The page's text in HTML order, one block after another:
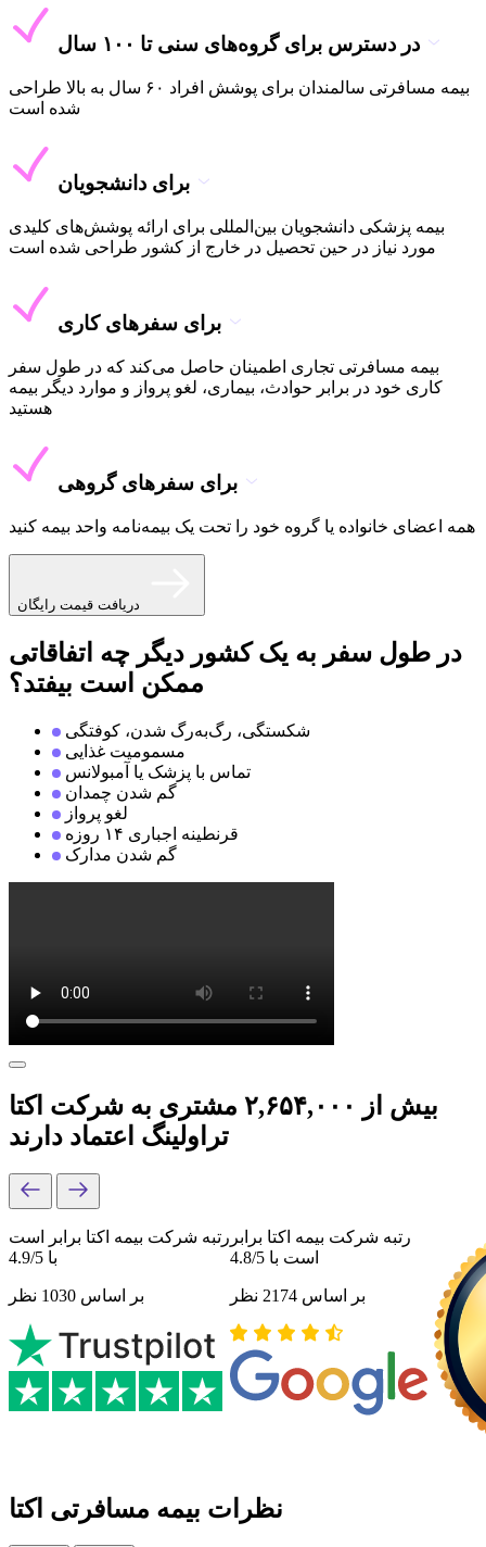
در دسترس برای گروه‌های سنی تا ۱۰۰ سال
بیمه مسافرتی سالمندان برای پوشش افراد ۶۰ سال به بالا طراحی
شده است
برای دانشجویان
بیمه پزشکی دانشجویان بین‌المللی برای ارائه پوشش‌های کلیدی
مورد نیاز در حین تحصیل در خارج از کشور طراحی شده است
برای سفرهای کاری
بیمه مسافرتی تجاری اطمینان حاصل می‌کند که در طول سفر
کاری خود در برابر حوادث، بیماری، لغو پرواز و موارد دیگر بیمه
هستید
برای سفرهای گروهی
همه اعضای خانواده یا گروه خود را تحت یک بیمه‌نامه واحد بیمه کنید
دریافت قیمت رایگان
در طول سفر به یک کشور دیگر چه اتفاقاتی
ممکن است بیفتد؟
شکستگی، رگ‌به‌رگ شدن، کوفتگی
مسمومیت غذایی
تماس با پزشک یا آمبولانس
گم شدن چمدان
لغو پرواز
قرنطینه اجباری ۱۴ روزه
گم شدن مدارک
بیش از ۲,۶۵۴,۰۰۰ مشتری به شرکت اکتا
تراولینگ اعتماد دارند
رتبه شرکت بیمه اکتا برابر است
با 4.9/5
بر اساس 1030 نظر
رتبه شرکت بیمه اکتا برابر
است با 4.8/5
بر اساس 2174 نظر
نظرات بیمه مسافرتی اکتا